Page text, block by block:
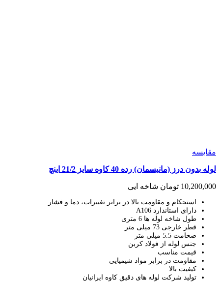
مقايسه
لوله بدون درز (مانیسمان) رده 40 کاوه سایز 21/2 اینچ
10,200,000 تومان شاخه ایی
استحکام و مقاومت بالا در برابر تغییرات، دما و فشار
دارای استاندارد A106
طول شاخه لوله ها 6 متری
قطر خارجی 73 میلی متر
ضخامت 5.5 میلی متر
جنس لوله از فولاد کربن
قیمت مناسب
مقاومت در برابر مواد شیمیایی
کیفیت بالا
تولید شرکت لوله های دقیق کاوه ایرانیان